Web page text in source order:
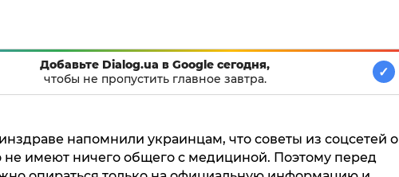
Добавьте Dialog.ua в Google сегодня,
чтобы не пропустить главное завтра.
✓
напомнили украинцам, что советы из соцсетей о
не имеют ничего общего с медициной. Поэтому перед